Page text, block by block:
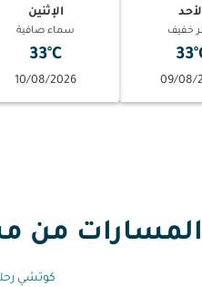
خفيف
09/08/
الإثنين
سماء صافية
33°C
10/08/2026
من
كوتشي